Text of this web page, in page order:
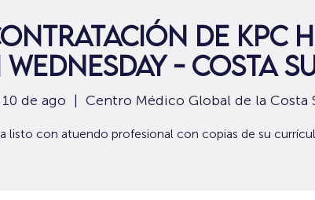
de KPC
Wednesday - Costa
de ago
  |
Centro Médico Global de la Costa
listo con atuendo profesional con copias de su